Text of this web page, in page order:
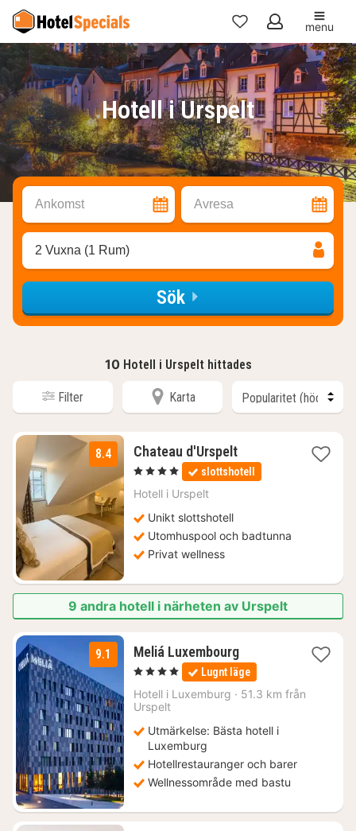
Mina
favoriter
menu
Hotell i Urspelt
Ankomst Avresa
2 Vuxna (1 Rum)
Sök
10 Hotell i Urspelt hittades
Filter Karta
8.4 Chateau d'Urspelt3
nätter
för
, 4 Stjärnor slottshotell
Hotell i Urspelt
Unikt slottshotell
Utomhuspool och badtunna
Privat wellness
9 andra hotell i närheten av Urspelt
9.1 Meliá Luxembourg1
natt
från
1266
, 4 Stjärnor Lugnt läge
Hotell i Luxemburg · 51.3 km från
Urspelt
Utmärkelse: Bästa hotell i
Luxemburg
Hotellrestauranger och barer
Wellnessområde med bastu